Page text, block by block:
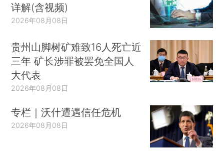
详解(含视频)
2026年08月08日
贵州山脚树矿难致16人死亡近
三年 矿长涉罪被罢免全国人
大代表
2026年08月08日
专栏｜沃什遭遇信任危机
2026年08月08日